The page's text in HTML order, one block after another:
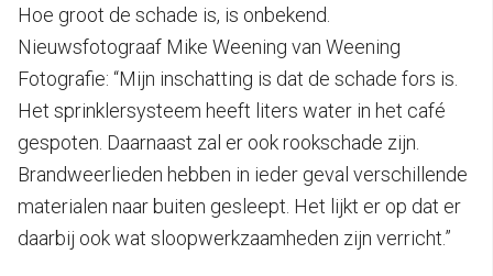
Hoe groot de schade is, is onbekend.
Nieuwsfotograaf Mike Weening van Weening
Fotografie: “Mijn inschatting is dat de schade fors is.
Het sprinklersysteem heeft liters water in het café
gespoten. Daarnaast zal er ook rookschade zijn.
Brandweerlieden hebben in ieder geval verschillende
materialen naar buiten gesleept. Het lijkt er op dat er
daarbij ook wat sloopwerkzaamheden zijn verricht.”